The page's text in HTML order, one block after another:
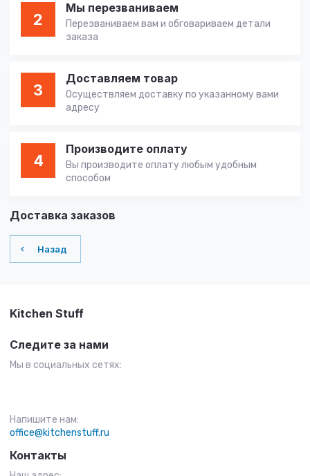
2
Мы перезваниваем
Перезваниваем вам и обговариваем детали
заказа
3
Доставляем товар
Осуществляем доставку по указанному вами
адресу
4
Производите оплату
Вы производите оплату любым удобным
способом
Доставка заказов
Назад
Kitchen Stuff
Следите за нами
Мы в социальных сетях:
Напишите нам:
office@kitchenstuff.ru
Контакты